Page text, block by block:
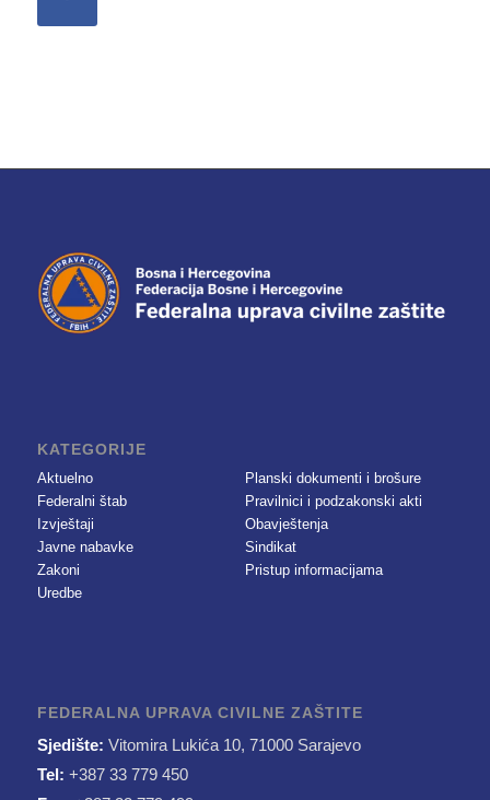
KATEGORIJE
Aktuelno
Federalni štab
Izvještaji
Javne nabavke
Zakoni
Uredbe
Planski dokumenti i brošure
Pravilnici i podzakonski akti
Obavještenja
Sindikat
Pristup informacijama
FEDERALNA UPRAVA CIVILNE ZAŠTITE
Sjedište: Vitomira Lukića 10, 71000 Sarajevo
Tel: +387 33 779 450